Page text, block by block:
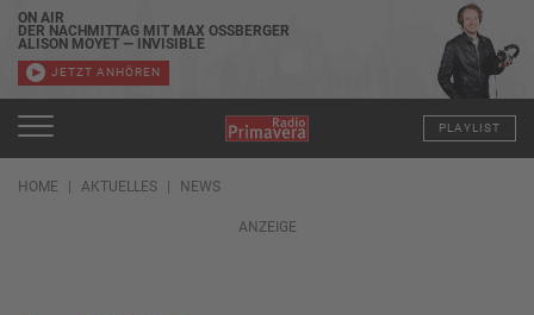
ON AIR
DER NACHMITTAG MIT MAX OSSBERGER
ALISON MOYET — INVISIBLE
JETZT ANHÖREN
PLAYLIST
HOME AKTUELLES NEWS
ANZEIGE